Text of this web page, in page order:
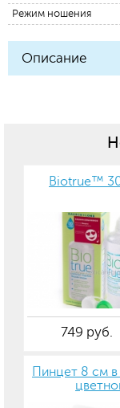
Режим ношения
Описание
Biotrue™
749 руб.
Пинцет 8 см в